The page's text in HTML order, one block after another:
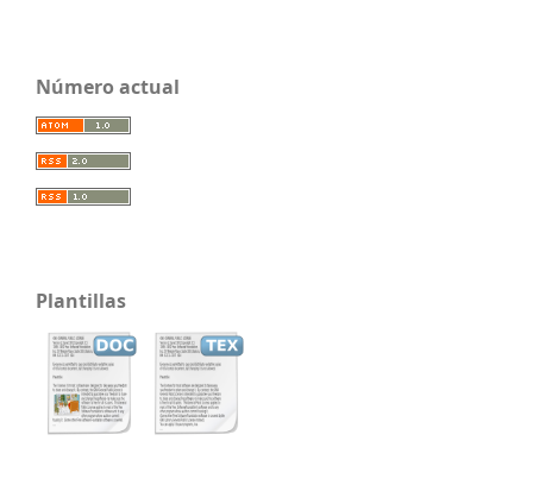
Número actual
Plantillas